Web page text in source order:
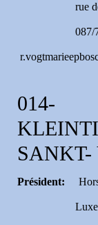
rue de
087/
014-
Président: